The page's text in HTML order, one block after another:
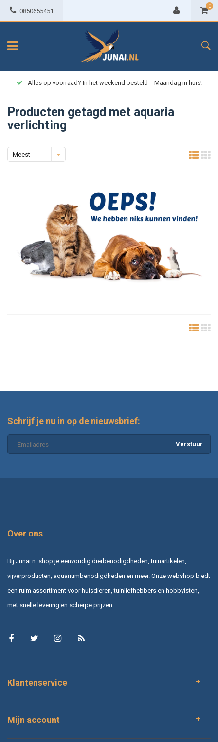
0850655451
0
Alles op voorraad? In het weekend besteld = Maandag in huis!
Producten getagd met aquaria
verlichting
Meest
Schrijf je nu in op de nieuwsbrief:
Verstuur
Over ons
Bij Junai.nl shop je eenvoudig dierbenodigdheden, tuinartikelen,
vijverproducten, aquariumbenodigdheden en meer. Onze webshop biedt
een ruim assortiment voor huisdieren, tuinliefhebbers en hobbyisten,
met snelle levering en scherpe prijzen.
Klantenservice
Mijn account